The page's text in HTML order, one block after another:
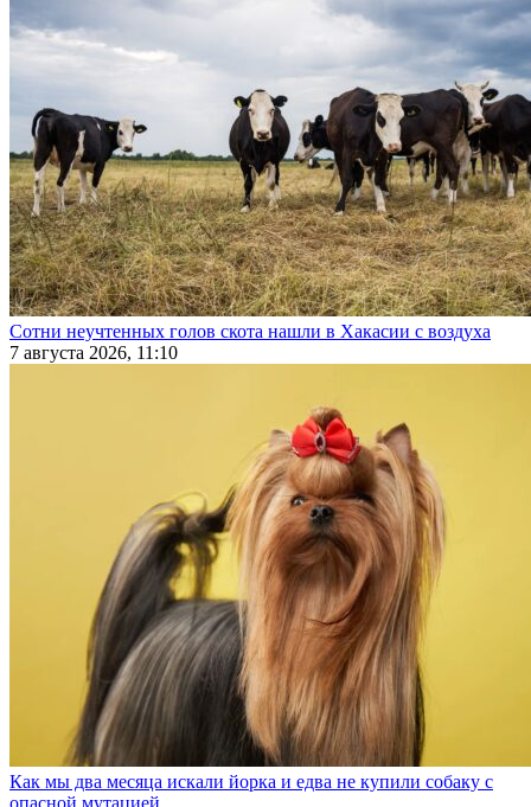
Сотни неучтенных голов скота нашли в Хакасии с воздуха
7 августа 2026, 11:10
Как мы два месяца искали йорка и едва не купили собаку с
опасной мутацией